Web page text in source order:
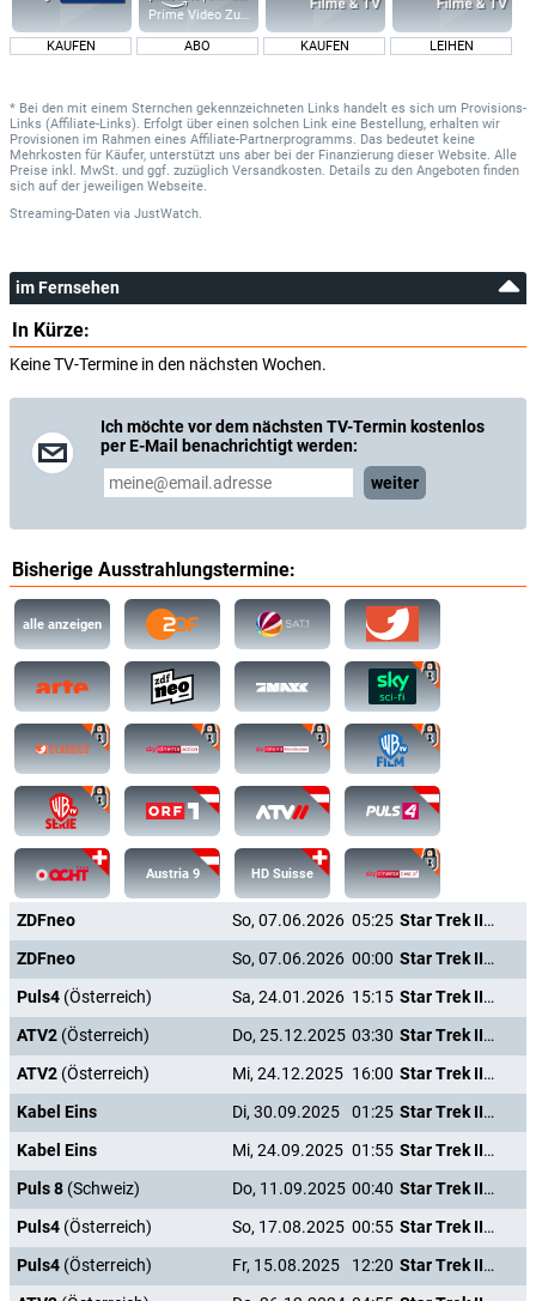
KAUFEN
Prime Video Zusatz-Kanäle
ABO KAUFEN LEIHEN
* Bei den mit einem Sternchen gekennzeichneten Links handelt es sich um Provisions-
Links (Affiliate-Links). Erfolgt über einen solchen Link eine Bestellung, erhalten wir
Provisionen im Rahmen eines Affiliate-Partnerprogramms. Das bedeutet keine
Mehrkosten für Käufer, unterstützt uns aber bei der Finanzierung dieser Website. Alle
Preise inkl. MwSt. und ggf. zuzüglich Versandkosten. Details zu den Angeboten finden
sich auf der jeweiligen Webseite.
Streaming-Daten via JustWatch.
im Fernsehen
In Kürze:
Keine TV-Termine in den nächsten Wochen.
Ich möchte vor dem nächsten TV-Termin kostenlos
per E-Mail benachrichtigt werden:
weiter
Bisherige Ausstrahlungstermine:
alle anzeigen
Austria 9 HD Suisse
ZDFneo So, 07.06.2026 05:25
Star Trek III - Auf der Suche nach Mr. Spock
ZDFneo
So, 07.06.2026 00:00
Star Trek III - Auf der Suche nach Mr. Spock
Puls4 (Österreich) Sa, 24.01.2026 15:15
Star Trek III - Auf der Suche nach Mr. Spock
ATV2 (Österreich) Do, 25.12.2025 03:30
Star Trek III - Auf der Suche nach Mr. Spock
ATV2 (Österreich) Mi, 24.12.2025 16:00
Star Trek III - Auf der Suche nach Mr. Spock
Kabel Eins
Di, 30.09.2025 01:25
Star Trek III - Auf der Suche nach Mr. Spock
Kabel Eins
Mi, 24.09.2025 01:55
Star Trek III - Auf der Suche nach Mr. Spock
Puls 8 (Schweiz) Do, 11.09.2025 00:40
Star Trek III - Auf der Suche nach Mr. Spock
Puls4 (Österreich) So, 17.08.2025 00:55
Star Trek III - Auf der Suche nach Mr. Spock
Puls4 (Österreich) Fr, 15.08.2025 12:20
Star Trek III - Auf der Suche nach Mr. Spock